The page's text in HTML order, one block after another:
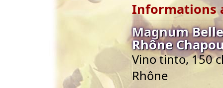
Informations
Magnum
Rhône
Vino tinto, 150
Rhône